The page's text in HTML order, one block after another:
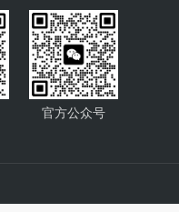
官方公众号